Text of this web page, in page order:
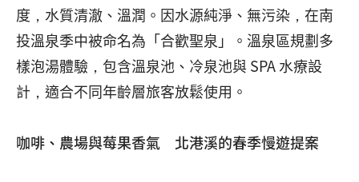
度，水質清澈、溫潤。因水源純淨、無污染，在南
投溫泉季中被命名為「合歡聖泉」。溫泉區規劃多
樣泡湯體驗，包含溫泉池、冷泉池與 SPA 水療設
計，適合不同年齡層旅客放鬆使用。
咖啡、農場與莓果香氣 北港溪的春季慢遊提案